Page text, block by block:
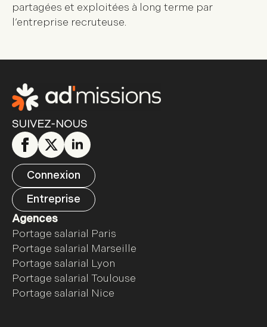
partagées et exploitées à long terme par
l’entreprise recruteuse.
SUIVEZ-NOUS
Connexion
Entreprise
Agences
Portage salarial Paris
Portage salarial Marseille
Portage salarial Lyon
Portage salarial Toulouse
Portage salarial Nice